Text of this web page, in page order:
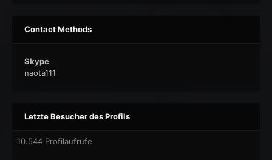
Contact Methods
Skype
naota111
Letzte Besucher des Profils
10.544 Profilaufrufe